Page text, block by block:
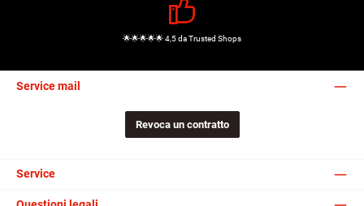
🌟🌟🌟🌟🌟 4,5 da Trusted Shops
Service mail
Revoca un contratto
Service